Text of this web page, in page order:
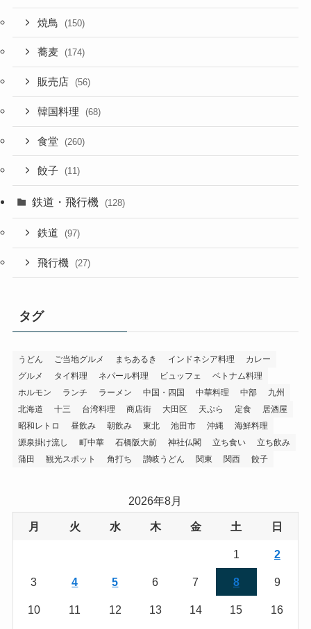
焼鳥 (150)
蕎麦 (174)
販売店 (56)
韓国料理 (68)
食堂 (260)
餃子 (11)
鉄道・飛行機 (128)
鉄道 (97)
飛行機 (27)
タグ
うどん ご当地グルメ まちあるき インドネシア料理
カレー
グルメ
タイ料理 ネパール料理 ビュッフェ
ベトナム料理
ホルモン
ランチ ラーメン 中国・四国 中華料理 中部
九州
北海道
十三 台湾料理 商店街 大田区 天ぷら 定食
居酒屋
昭和レトロ
昼飲み 朝飲み 東北 池田市 沖縄
海鮮料理
源泉掛け流し
町中華 石橋阪大前 神社仏閣 立ち食い
立ち飲み
蒲田
観光スポット 角打ち 讃岐うどん 関東 関西 餃子
2026年8月
月 火 水 木 金 土 日
1 2
3 4 5 6 7 8 9
10 11 12 13 14 15 16